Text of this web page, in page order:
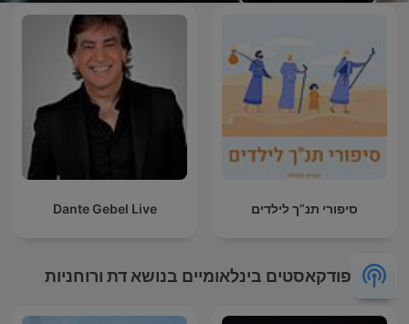
סיפורי תנ”ך לילדים Dante Gebel Live
פודקאסטים בינלאומיים בנושא דת ורוחניות